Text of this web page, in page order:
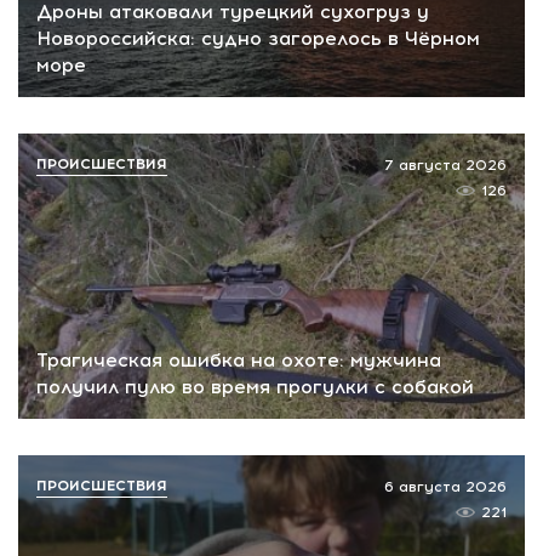
Дроны атаковали турецкий сухогруз у
Новороссийска: судно загорелось в Чёрном
море
Трагическая ошибка на охоте: мужчина
получил пулю во время прогулки с собакой
7 августа 2026
126
ПРОИСШЕСТВИЯ
6 августа 2026
221
ПРОИСШЕСТВИЯ